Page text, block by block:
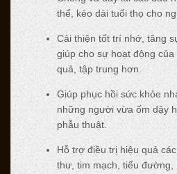
thể, kéo dài tuổi thọ cho
Cải thiện tốt trí nhớ, tăng
giúp cho sự hoạt động của
quả, tập trung hơn.
Giúp phục hồi sức khỏe
những người vừa ốm dậy
phẫu thuật.
Hỗ trợ điều trị hiệu quả
thư, tim mạch, tiểu